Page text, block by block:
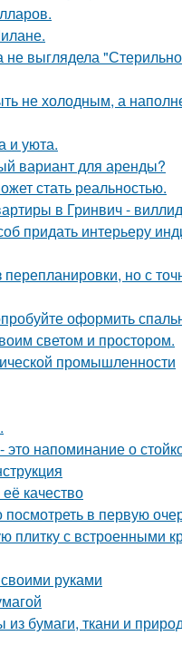
не выглядела
не холодным, а
и уюта.
вариант для аренды?
стать реальностью.
в Гринвич -
придать интерьеру
но с
оформить
светом и простором.
промышленности
напоминание о
качество
посмотреть в первую
плитку с встроенными
руками
бумаги, ткани и